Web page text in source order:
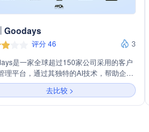
Goodays
评分 46
3
是一家全球超过150家公司采用的客户
理平台，通过其独特的AI技术，帮助企业
户满意度和忠诚度，提升业绩并实现增长
去比较 >